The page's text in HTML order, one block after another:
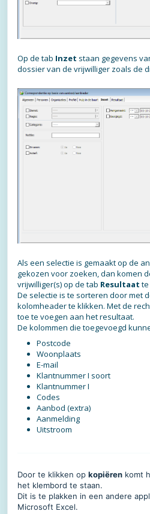
Op de tab Inzet staan gegevens
dossier van de vrijwilliger zoals de
Als een selectie is gemaakt op de
gekozen voor zoeken, dan komen
vrijwilliger(s) op de tab Resultaat
De selectie is te sorteren door met
kolomheader te klikken. Met de
toe te voegen aan het resultaat.
De kolommen die toegevoegd
Postcode
Woonplaats
E-mail
Klantnummer I soort
Klantnummer I
Codes
Aanbod (extra)
Aanmelding
Uitstroom
Door te klikken op kopiëren komt
het klembord te staan.
Dit is te plakken in een andere
Microsoft Excel.